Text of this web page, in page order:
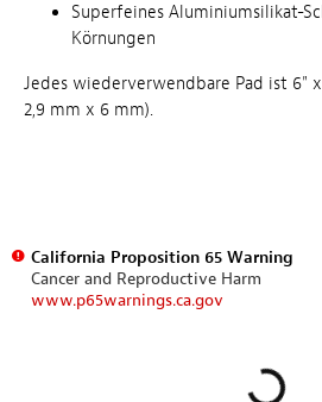
Superfeines Aluminiumsilikat-
Körnungen
Jedes wiederverwendbare Pad ist 6"
2,9 mm x 6 mm).
California Proposition 65 Warning
Cancer and Reproductive Harm
www.p65warnings.ca.gov